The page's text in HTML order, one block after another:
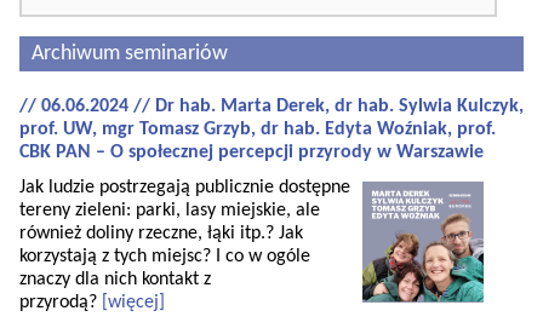
Archiwum seminariów
// 06.06.2024 // Dr hab. Marta Derek, dr hab. Sylwia Kulczyk,
prof. UW, mgr Tomasz Grzyb, dr hab. Edyta Woźniak, prof.
CBK PAN – O społecznej percepcji przyrody w Warszawie
Jak ludzie postrzegają publicznie dostępne
tereny zieleni: parki, lasy miejskie, ale
również doliny rzeczne, łąki itp.? Jak
korzystają z tych miejsc? I co w ogóle
znaczy dla nich kontakt z
przyrodą? [więcej]